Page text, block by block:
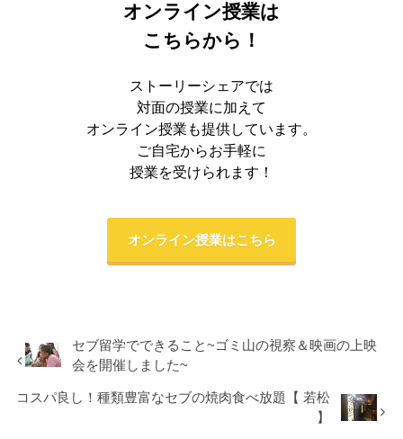
オンライン授業は
こちらから！
ストーリーシェアでは
対面の授業に加えて
オンライン授業も提供しています。
ご自宅からお手軽に
授業を受けられます！
オンライン授業はこちら
セブ留学でできること~ゴミ山の視察＆映画の上映
会を開催しました~
コスパ良し！種類豊富なセブの焼肉食べ放題【 若松
】